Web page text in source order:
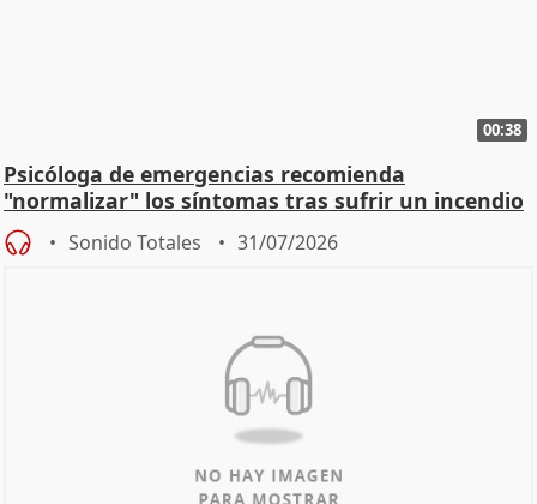
00:38
Psicóloga de emergencias recomienda
"normalizar" los síntomas tras sufrir un incendio
Sonido Totales 31/07/2026